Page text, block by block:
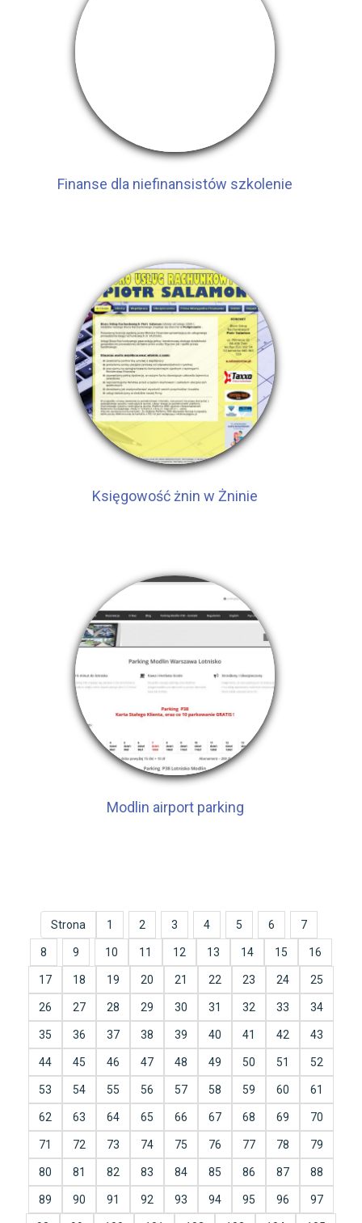
Finanse dla niefinansistów szkolenie
Księgowość żnin w Żninie
Modlin airport parking
Strona 1 2 3 4 5 6 7
8 9 10 11 12 13 14 15 16
17 18 19 20 21 22 23 24 25
26 27 28 29 30 31 32 33 34
35 36 37 38 39 40 41 42 43
44 45 46 47 48 49 50 51 52
53 54 55 56 57 58 59 60 61
62 63 64 65 66 67 68 69 70
71 72 73 74 75 76 77 78 79
80 81 82 83 84 85 86 87 88
89 90 91 92 93 94 95 96 97